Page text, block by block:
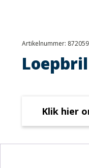
Artikelnummer:
Klik hier